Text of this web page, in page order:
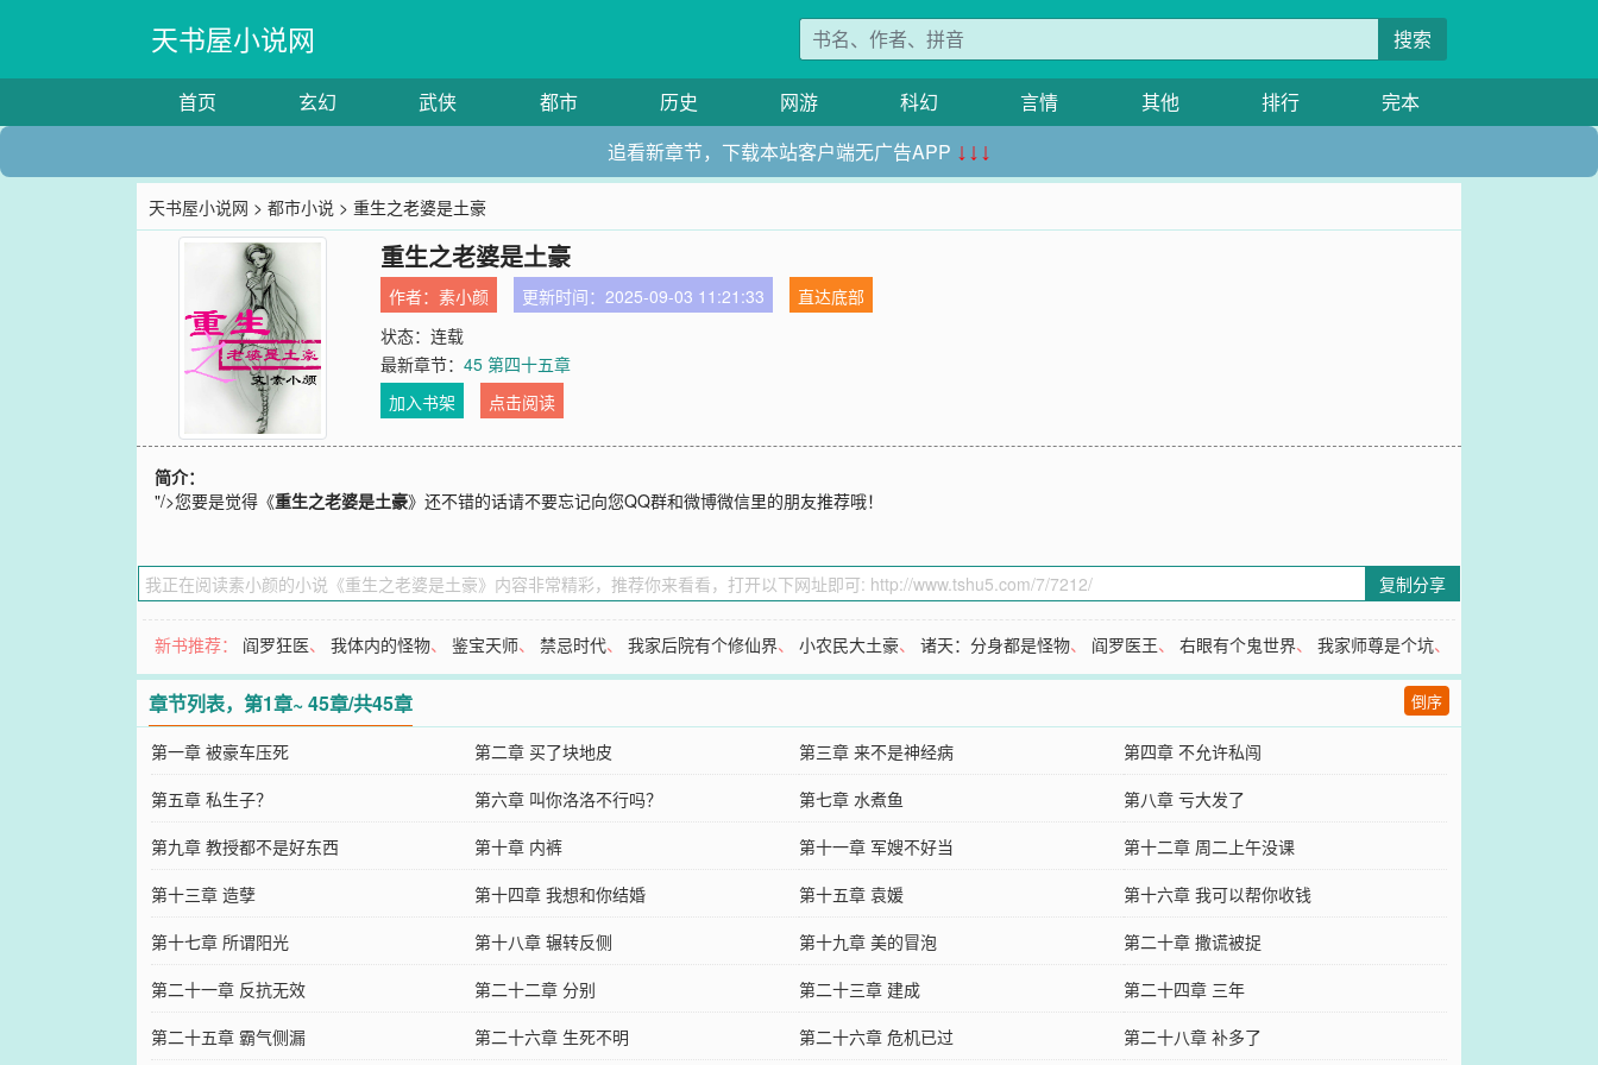
天书屋小说网 搜索
首页 玄幻 武侠 都市 历史 网游 科幻 言情 其他 排行
完本
追看新章节，下载本站客户端无广告APP ↓↓↓
天书屋小说网 >都市小说 > 重生之老婆是土豪
重生之老婆是土豪
作者：素小颜 更新时间：2025-09-03 11:21:33
直达底部
状态：连载
最新章节：45 第四十五章
加入书架
点击阅读
简介：
"/>您要是觉得《重生之老婆是土豪》还不错的话请不要忘记向您QQ群和微博微信里的朋友推荐哦！
复制分享
新书推荐： 阎罗狂医、我体内的怪物、鉴宝天师、禁忌时代、我家后院有个修仙界、小农民大土豪、诸天：分身都是怪物、 阎罗医王、右眼有个鬼世界、我家师尊是个坑、
章节列表，第1章~ 45章/共45章 倒序
第一章 被豪车压死 第二章 买了块地皮 第三章 来不是神经病
第四章 不允许私闯
第五章 私生子？
第六章 叫你洛洛不行吗？ 第七章 水煮鱼
第八章 亏大发了
第九章 教授都不是好东西
第十章 内裤 第十一章 军嫂不好当
第十二章 周二上午没课
第十三章 造孽
第十四章 我想和你结婚 第十五章 袁媛
第十六章 我可以帮你收钱
第十七章 所谓阳光
第十八章 辗转反侧 第十九章 美的冒泡
第二十章 撒谎被捉
第二十一章 反抗无效
第二十二章 分别 第二十三章 建成
第二十四章 三年
第二十五章 霸气侧漏
第二十六章 生死不明 第二十六章 危机已过 第二十八章 补多了